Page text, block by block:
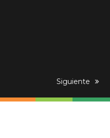
next
Siguiente